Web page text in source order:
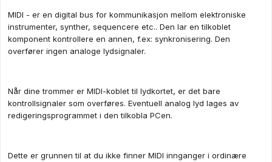
MIDI - er en digital bus for kommunikasjon mellom elektroniske
instrumenter, synther, sequencere etc.. Den lar en tilkoblet
komponent kontrollere en annen, f.ex: synkronisering. Den
overfører ingen analoge lydsignaler.
Når dine trommer er MIDI-koblet til lydkortet, er det bare
kontrollsignaler som overføres. Eventuell analog lyd lages av
redigeringsprogrammet i den tilkobla PCen.
Dette er grunnen til at du ikke finner MIDI innganger i ordinære